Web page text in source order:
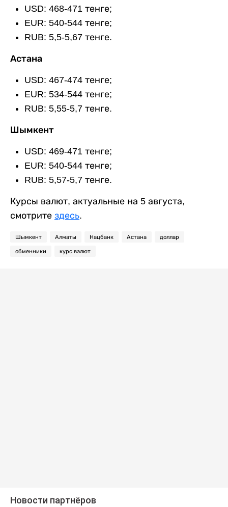
USD: 468-471 тенге;
EUR: 540-544 тенге;
RUB: 5,5-5,67 тенге.
Астана
USD: 467-474 тенге;
EUR: 534-544 тенге;
RUB: 5,55-5,7 тенге.
Шымкент
USD: 469-471 тенге;
EUR: 540-544 тенге;
RUB: 5,57-5,7 тенге.
Курсы валют, актуальные на 5 августа,
смотрите здесь.
Шымкент Алматы Нацбанк Астана доллар
обменники курс валют